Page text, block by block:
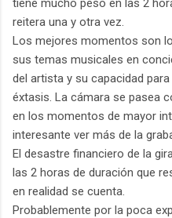
reitera una y otra vez.
Los mejores momentos son
sus temas musicales en
del artista y su capacidad
éxtasis. La cámara se pasea
en los momentos de mayor
interesante ver más de la
El desastre financiero de la
las 2 horas de duración que
en realidad se cuenta.
Probablemente por la poca